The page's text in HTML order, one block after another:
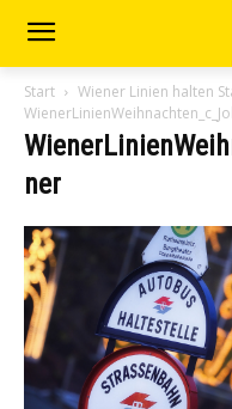
Start
Wiener Linien halten
ner